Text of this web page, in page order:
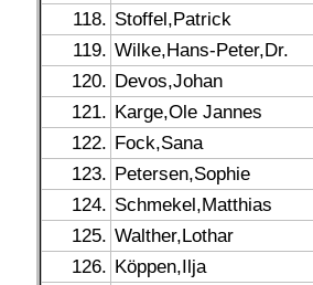
118. Stoffel,Patrick
119. Wilke,Hans-Peter,Dr.
120. Devos,Johan
121. Karge,Ole Jannes
122. Fock,Sana
123. Petersen,Sophie
124. Schmekel,Matthias
125. Walther,Lothar
126. Köppen,Ilja